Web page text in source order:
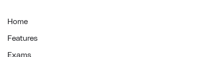
Home
Features
Exams